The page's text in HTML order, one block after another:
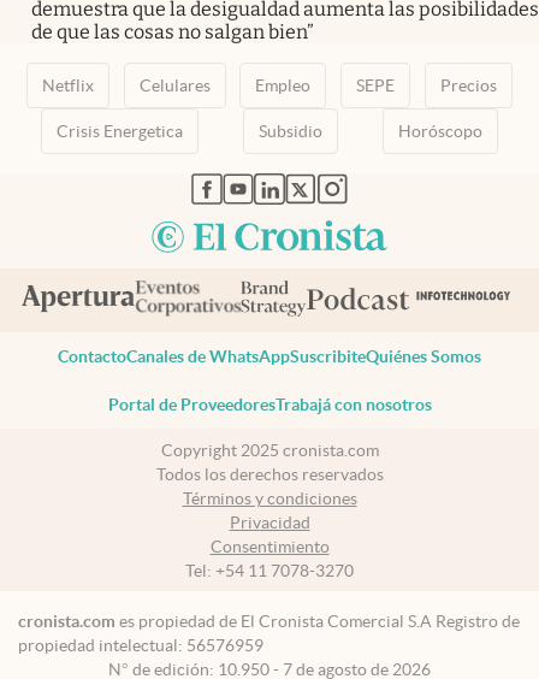
Netflix Celulares Empleo
Crisis Energetica Subsidio Horóscopo
abre en nueva pestaña
abre en nueva pestaña
abre en nueva pestaña
abre en nueva pestaña
abre en nueva pestaña
ContactoCanales de WhatsAppSuscribiteQuiénes Somos
Portal de ProveedoresTrabajá con nosotros
Copyright 2025 cronista.com
Términos y condiciones
Privacidad
Consentimiento
+54 11 7078-3270
es propiedad de El Cronista Comercial S.A Registro de
N° de edición: 10.950 - 7 de agosto de 2026
Director Periodístico: Hernán de Goñi